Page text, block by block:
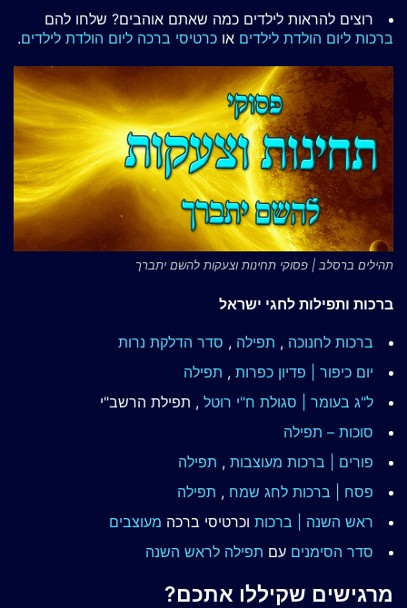
רוצים להראות לילדים כמה שאתם אוהבים? שלחו להם
ברכות ליום הולדת לילדים או כרטיסי ברכה ליום הולדת לילדים.
תהילים ברסלב | פסוקי תחינות וצעקות להשם יתברך
ברכות ותפילות לחגי ישראל
ברכות לחנוכה , תפילה , סדר הדלקת נרות
יום כיפור | פדיון כפרות , תפילה
ל"ג בעומר | סגולת ח"י רוטל , תפילת הרשב"י
סוכות – תפילה
פורים | ברכות מעוצבות , תפילה
פסח | ברכות לחג שמח , תפילה
ראש השנה | ברכות וכרטיסי ברכה מעוצבים
סדר הסימנים עם תפילה לראש השנה
מרגישים שקיללו אתכם?